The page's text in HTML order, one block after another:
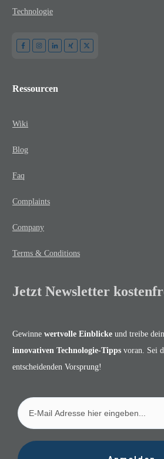
Technologie
Ressourcen
Wiki
Blog
Faq
Complaints
Company
Terms & Conditions
Jetzt Newsletter
Gewinne wertvolle Einblicke und treibe
innovativen Technologie-Tipps voran. Sei
entscheidenden Vorsprung!